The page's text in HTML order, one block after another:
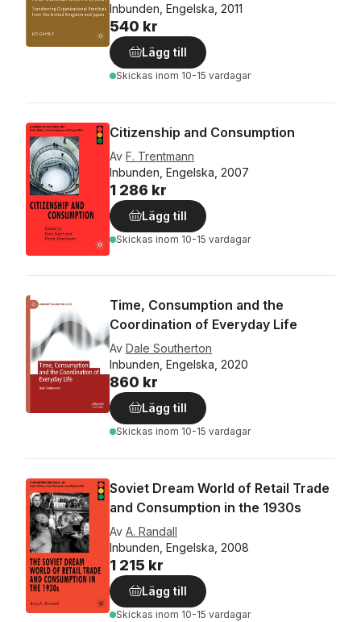
Inbunden, Engelska, 2011
540 kr
Lägg till
Skickas inom 10-15 vardagar
Citizenship and Consumption
Av F. Trentmann
Inbunden, Engelska, 2007
1 286 kr
Lägg till
Skickas inom 10-15 vardagar
Time, Consumption and the
Coordination of Everyday Life
Av Dale Southerton
Inbunden, Engelska, 2020
860 kr
Lägg till
Skickas inom 10-15 vardagar
Soviet Dream World of Retail Trade
and Consumption in the 1930s
Av A. Randall
Inbunden, Engelska, 2008
1 215 kr
Lägg till
Skickas inom 10-15 vardagar